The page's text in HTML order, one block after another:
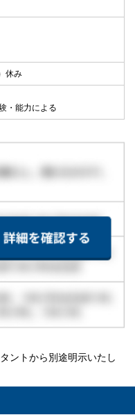
休み
・能力による
ントから別途明示いたし